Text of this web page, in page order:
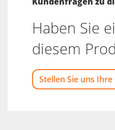
Haben Sie
diesem
Stellen Sie uns Ihre